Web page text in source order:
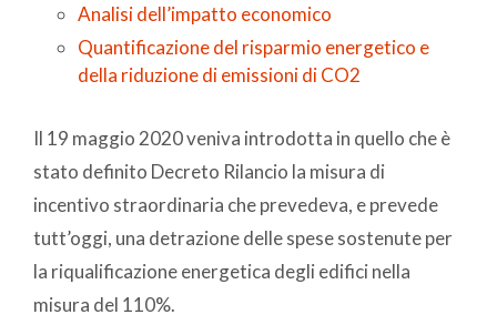
Analisi dell’impatto economico
Quantificazione del risparmio energetico e
della riduzione di emissioni di CO2
Il 19 maggio 2020 veniva introdotta in quello che è
stato definito Decreto Rilancio la misura di
incentivo straordinaria che prevedeva, e prevede
tutt’oggi, una detrazione delle spese sostenute per
la riqualificazione energetica degli edifici nella
misura del 110%.